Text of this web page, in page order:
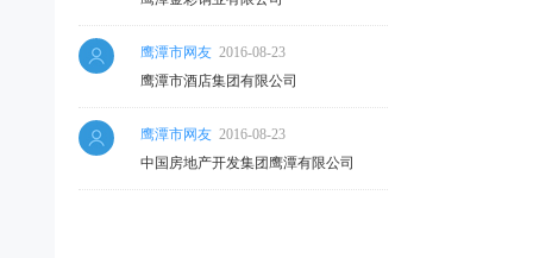
鹰潭市网友 2016-08-23
鹰潭市酒店集团有限公司
鹰潭市网友 2016-08-23
中国房地产开发集团鹰潭有限公司